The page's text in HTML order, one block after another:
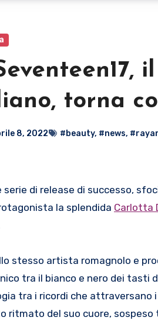
torna
8, 2022 #beauty, #news,
serie di release di successo,
la splendida Carlotta
stesso artista romagnolo e
tra il bianco e nero dei tasti
tra i ricordi che attraversano i
ritmato del suo cuore,